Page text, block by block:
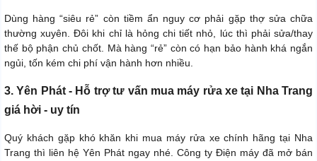
Dùng hàng “siêu rẻ” còn tiềm ẩn nguy cơ phải gặp thợ sửa chữa
thường xuyên. Đôi khi chỉ là hỏng chi tiết nhỏ, lúc thì phải sửa/thay
thế bộ phận chủ chốt. Mà hàng “rẻ” còn có hạn bảo hành khá ngắn
ngủi, tốn kém chi phí vận hành hơn nhiều.
3. Yên Phát - Hỗ trợ tư vấn mua máy rửa xe tại Nha Trang
giá hời - uy tín
Quý khách gặp khó khăn khi mua máy rửa xe chính hãng tại Nha
Trang thì liên hệ Yên Phát ngay nhé. Công ty Điện máy đã mở bán